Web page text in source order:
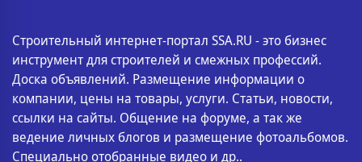
Строительный интернет-портал SSA.RU - это бизнес
инструмент для строителей и смежных профессий.
Доска объявлений. Размещение информации о
компании, цены на товары, услуги. Статьи, новости,
ссылки на сайты. Общение на форуме, а так же
ведение личных блогов и размещение фотоальбомов.
Специально отобранные видео и др..